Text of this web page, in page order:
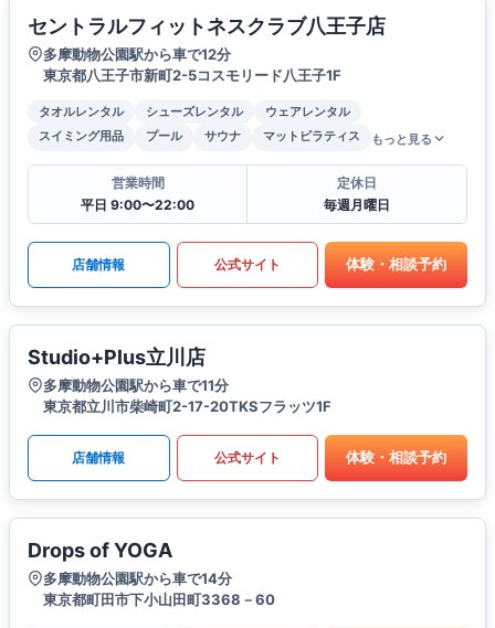
セントラルフィットネスクラブ八王子店
多摩動物公園駅から車で12分
東京都八王子市新町2-5コスモリード八王子1F
タオルレンタル シューズレンタル
ウェアレンタル
スイミング用品
プール サウナ マットピラティス もっと見る
営業時間
平日 9:00〜22:00
定休日
毎週月曜日
店舗情報 公式サイト 体験・相談予約
Studio+Plus立川店
多摩動物公園駅から車で11分
東京都立川市柴崎町2-17-20TKSフラッツ1F
店舗情報 公式サイト 体験・相談予約
Drops of YOGA
多摩動物公園駅から車で14分
東京都町田市下小山田町3368－60